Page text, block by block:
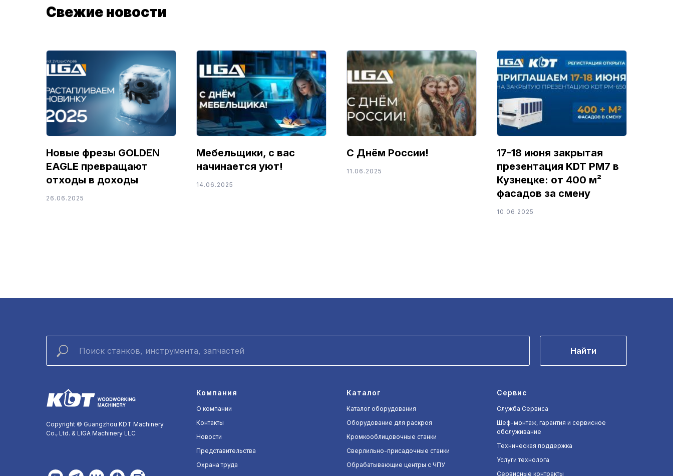
Свежие новости
Новые фрезы GOLDEN
EAGLE превращают
отходы в доходы
26.06.2025
Мебельщики, с вас
начинается уют!
14.06.2025
С Днём России!
11.06.2025
17-18 июня закрытая
презентация KDT PM7 в
Кузнецке: от 400 м²
фасадов за смену
10.06.2025
Найти
Copyright © Guangzhou KDT Machinery
Co., Ltd. & LIGA Machinery LLC
Компания
О компании
Контакты
Новости
Представительства
Охрана труда
Каталог
Каталог оборудования
Оборудование для раскроя
Кромкооблицовочные станки
Сверлильно-присадочные станки
Обрабатывающие центры с ЧПУ
Сервис
Служба Сервиса
Шеф-монтаж, гарантия и сервисное
обслуживание
Техническая поддержка
Услуги технолога
Сервисные контракты